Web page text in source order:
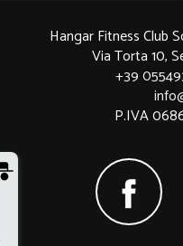
Hangar Fitness Club
Via Torta 10,
+39
P.IVA